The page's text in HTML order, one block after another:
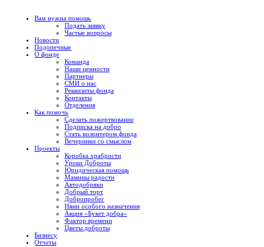
Вам нужна помощь
Подать заявку
Частые вопросы
Новости
Подопечные
О фонде
Команда
Наши ценности
Партнеры
СМИ о нас
Реквизиты фонда
Контакты
Отделения
Как помочь
Сделать пожертвование
Подписка на добро
Стать волонтером фонда
Вечеринки со смыслом
Проекты
Коробка храбрости
Уроки Доброты
Юридическая помощь
Мамины радости
Автодобряки
Добрый торт
Добропробег
Няни особого назначения
Акция «Букет добра»
Фактор времени
Цветы доброты
Бизнесу
Отчеты